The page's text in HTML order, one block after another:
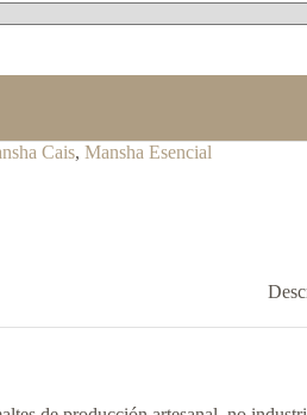
Cais, Mansha Esencial